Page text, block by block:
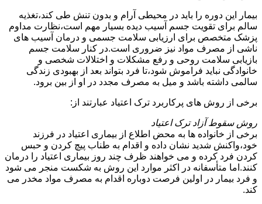
بیمار این دوره را باید در محیطی آرام و بدون تنش طی کند،تغذیه
سالم برای تقویت جسم آسیب دیده بسیار مهم است،نظارت مداوم
پزشک متخصص برای ارزیابی سلامت جسمی و درمان آسیب های
ناشی از مصرف مواد نیز ضروری است.در کنار سلامت جسم
بازیابی سلامت روحی و رفع مشکلات و اختلالات شخصی و
خانوادگی نباید فراموش شود،تا فرد بتواند بعد از بهبودی زندگی
سالمی داشته باشد و میل به مصرف مجدد در او از بین برود.
برخی از روش های پرکاربرد ترک اعتیاد عبارتند از:
روش سقوط آزاد ترک اعتیاد
برخی از خانواده ها به محض اطلاع از بیماری اعتیاد در فرزند
خود،واکنش شدید نشان داده و اقدام به طناب پیچ کردن و حبس
کردن فرد کرده و می خواهند ظرف چند روز بیماری اعتیاد را درمان
کنند.اما متأسفانه در اکثر موارد این روش به شکست منجر می شود
و فرد بیمار در اولین فرصت دوباره اقدام به مصرف مواد مخدر می
کند.